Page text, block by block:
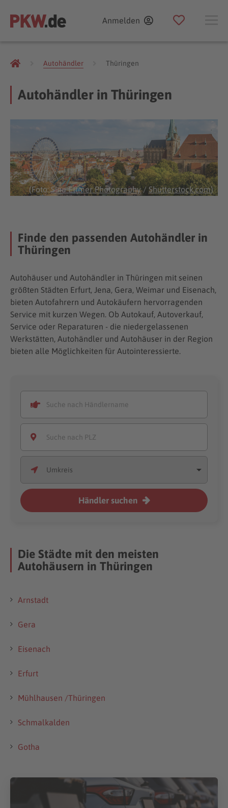
Anmelden
Autohändler Thüringen
Autohändler in Thüringen
(Foto:Sina Ettmer Photography/ Shutterstock.com)
Finde den passenden Autohändler in
Thüringen
Autohäuser und Autohändler in Thüringen mit seinen
größten Städten Erfurt, Jena, Gera, Weimar und Eisenach,
bieten Autofahrern und Autokäufern hervorragenden
Service mit kurzen Wegen. Ob Autokauf, Autoverkauf,
Service oder Reparaturen - die niedergelassenen
Werkstätten, Autohändler und Autohäuser in der Region
bieten alle Möglichkeiten für Autointeressierte.
Händler suchen
Die Städte mit den meisten
Autohäusern in Thüringen
Arnstadt
Gera
Eisenach
Erfurt
Mühlhausen /Thüringen
Schmalkalden
Gotha